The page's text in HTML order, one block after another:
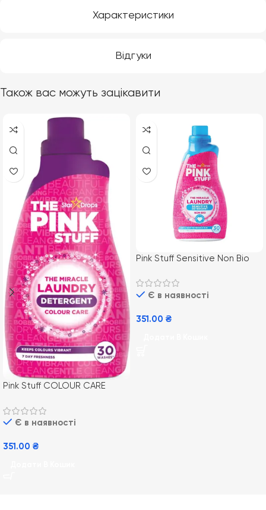
Характеристики
Відгуки
Також вас можуть зацікавити
Pink Stuff COLOUR CARE
гель для прання кольорових
речейЄ в наявності
351.00 ₴
Pink Stuff Sensitive Non Bio
гіпоалергенний гель для
прання
Є в наявності
351.00 ₴